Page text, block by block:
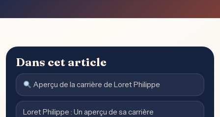
Dans cet article
Aperçu de la carrière de Loret Philippe
Loret Philippe : Un aperçu de sa carrière